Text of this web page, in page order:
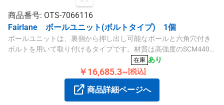
商品番号: OTS-7066116
Fairlane ボールユニット(ボルトタイプ) 1個
ボールユニットは、裏側から押し出し可能なボールと六角穴付き
ボルトを用いて取り付けるタイプです。材質は高強度のSCM440
黒染め仕上げとSUS440のボールを採用し、耐久性と精密性を追求
在庫 あり
￥16,685.3~ [税込]
商品詳細ページへ